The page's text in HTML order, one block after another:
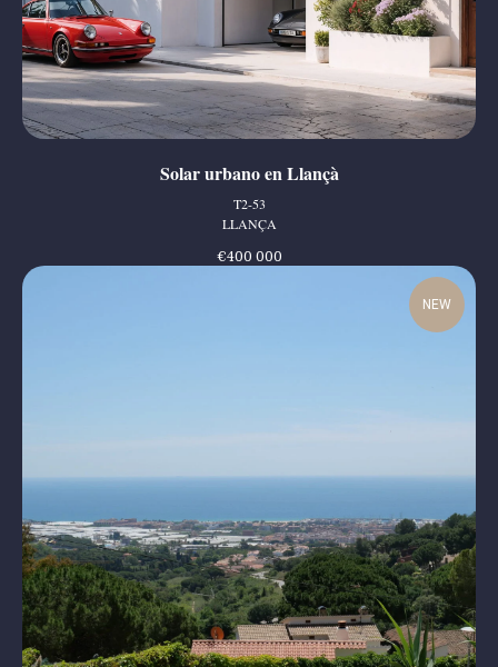
Solar urbano en Llançà
T2-53
LLANÇA
€400 000
NEW